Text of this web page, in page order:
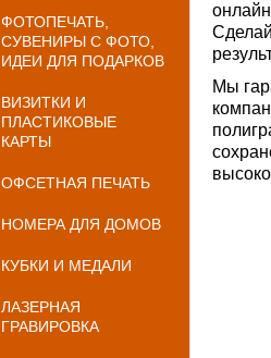
ФОТОПЕЧАТЬ,
СУВЕНИРЫ С ФОТО,
ИДЕИ ДЛЯ ПОДАРКОВ
ВИЗИТКИ И
ПЛАСТИКОВЫЕ
КАРТЫ
ОФСЕТНАЯ ПЕЧАТЬ
НОМЕРА ДЛЯ ДОМОВ
КУБКИ И МЕДАЛИ
ЛАЗЕРНАЯ
ГРАВИРОВКА
Мы